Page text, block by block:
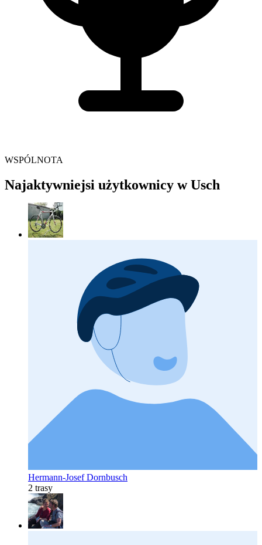
WSPÓLNOTA
Najaktywniejsi użytkownicy w Usch
Hermann-Josef Dornbusch
2 trasy